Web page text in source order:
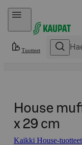
Hyppää sisältöön
Tuotteet
House
x 29 cm
Kaikki House-tuotteet